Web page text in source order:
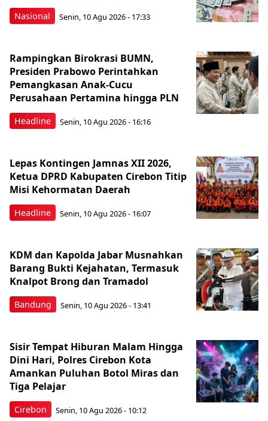
Nasional Senin, 10 Agu 2026 - 17:33
Headline
Rampingkan Birokrasi BUMN,
Presiden Prabowo Perintahkan
Pemangkasan Anak-Cucu
Perusahaan Pertamina hingga PLN
Senin, 10 Agu 2026 - 16:16
Headline
Lepas Kontingen Jamnas XII 2026,
Ketua DPRD Kabupaten Cirebon Titip
Misi Kehormatan Daerah
Senin, 10 Agu 2026 - 16:07
Bandung
KDM dan Kapolda Jabar Musnahkan
Barang Bukti Kejahatan, Termasuk
Knalpot Brong dan Tramadol
Senin, 10 Agu 2026 - 13:41
Cirebon
Sisir Tempat Hiburan Malam Hingga
Dini Hari, Polres Cirebon Kota
Amankan Puluhan Botol Miras dan
Tiga Pelajar
Senin, 10 Agu 2026 - 10:12